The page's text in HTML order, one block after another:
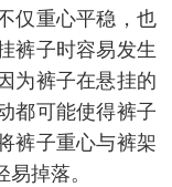
仅重心平稳，也
裤子时容易发生
为裤子在悬挂的
都可能使得裤子
裤子重心与裤架
掉落。